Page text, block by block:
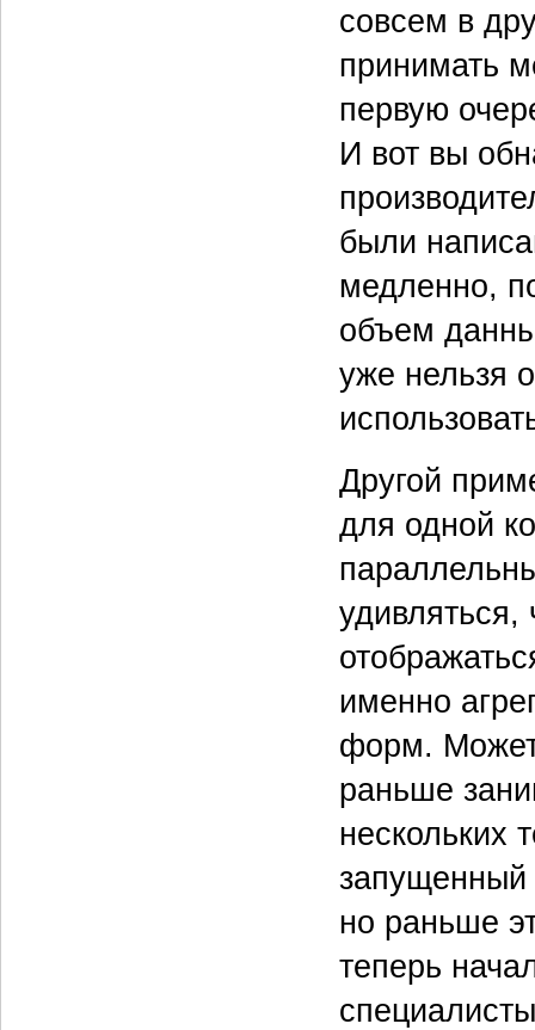
совсем в
принимать
первую
И вот вы
были
медленно,
объем
уже нельзя
Другой
для одной
удивляться,
именно
форм. Может
раньше
нескольких
запущенный
но раньше
теперь